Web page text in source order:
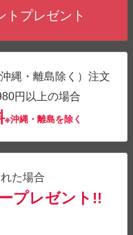
トプレゼント
縄・離島除く）注文
円以上の場合
※沖縄・離島を除く
た場合
プレゼント!!